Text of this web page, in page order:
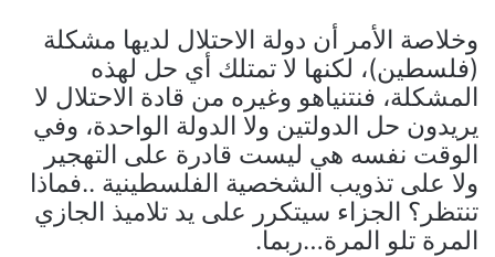
وخلاصة الأمر أن دولة الاحتلال لديها مشكلة
(فلسطين)، لكنها لا تمتلك أي حل لهذه
المشكلة، فنتنياهو وغيره من قادة الاحتلال لا
يريدون حل الدولتين ولا الدولة الواحدة، وفي
الوقت نفسه هي ليست قادرة على التهجير
ولا على تذويب الشخصية الفلسطينية ..فماذا
تنتظر؟ الجزاء سيتكرر على يد تلاميذ الجازي
المرة تلو المرة…ربما.